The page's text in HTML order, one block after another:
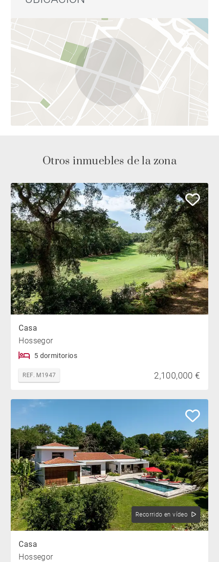
Otros inmuebles de la zona
Casa
Hossegor
5 dormitorios
REF. M1947 2,100,000 €
Recorrido en vídeo
Casa
Hossegor